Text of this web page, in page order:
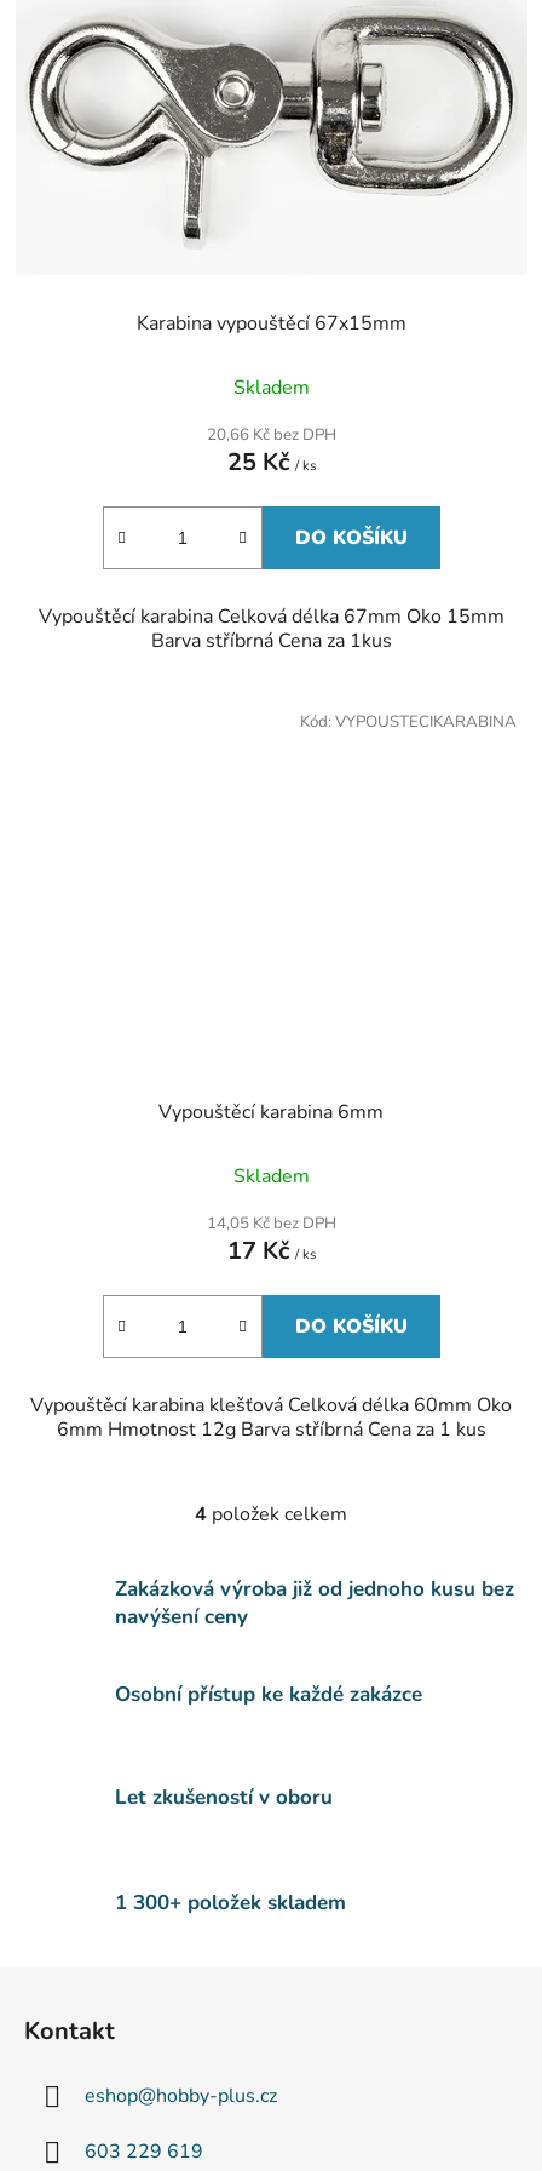
Karabina vypouštěcí 67x15mm
Skladem
20,66 Kč bez DPH
25 Kč / ks
DO KOŠÍKU
Vypouštěcí karabina Celková délka 67mm Oko 15mm
Barva stříbrná Cena za 1kus
Vypouštěcí karabina 6mm
Skladem
14,05 Kč bez DPH
17 Kč / ks
DO KOŠÍKU
Vypouštěcí karabina klešťová Celková délka 60mm Oko
6mm Hmotnost 12g Barva stříbrná Cena za 1 kus
Kód: VYPOUSTECIKARABINA
O
l
á
c
í
v
ý
4 položek celkem
Zakázková výroba již od jednoho kusu bez
navýšení ceny
Osobní přístup ke každé zakázce
Let zkušeností v oboru
1 300+ položek skladem
Kontakt
eshop@hobby-plus.cz
603 229 619